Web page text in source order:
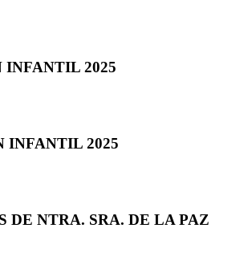
2025
INFANTIL 2025
DE NTRA. SRA. DE LA PAZ